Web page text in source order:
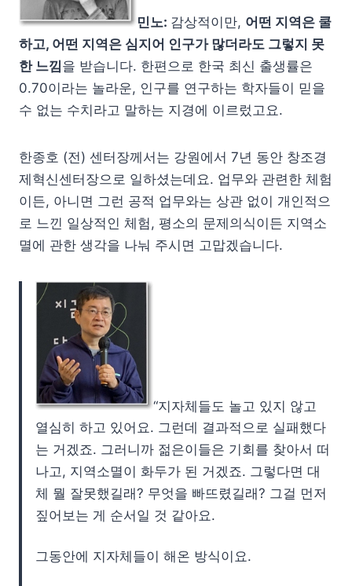
민노: 감상적이만, 어떤 지역은 쿨
하고, 어떤 지역은 심지어 인구가 많더라도 그렇지 못
한 느낌을 받습니다. 한편으로 한국 최신 출생률은
0.70이라는 놀라운, 인구를 연구하는 학자들이 믿을
수 없는 수치라고 말하는 지경에 이르렀고요.
한종호 (전) 센터장께서는 강원에서 7년 동안 창조경
제혁신센터장으로 일하셨는데요. 업무와 관련한 체험
이든, 아니면 그런 공적 업무와는 상관 없이 개인적으
로 느낀 일상적인 체험, 평소의 문제의식이든 지역소
멸에 관한 생각을 나눠 주시면 고맙겠습니다.
“지자체들도 놀고 있지 않고
열심히 하고 있어요. 그런데 결과적으로 실패했다
는 거겠죠. 그러니까 젊은이들은 기회를 찾아서 떠
나고, 지역소멸이 화두가 된 거겠죠. 그렇다면 대
체 뭘 잘못했길래? 무엇을 빠뜨렸길래? 그걸 먼저
짚어보는 게 순서일 것 같아요.
그동안에 지자체들이 해온 방식이요.